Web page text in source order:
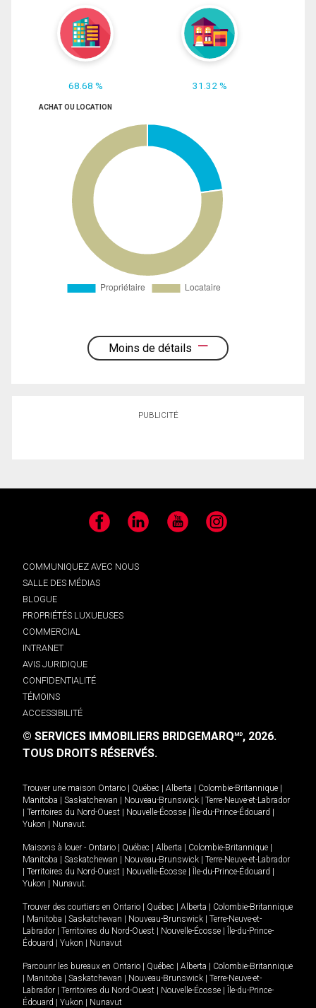
68.68 % 31.32 %
ACHAT OU LOCATION
Moins de détails
PUBLICITÉ
Facebook LinkedIn YouTube Instagram
COMMUNIQUEZ AVEC NOUS
SALLE DES MÉDIAS
BLOGUE
PROPRIÉTÉS LUXUEUSES
COMMERCIAL
INTRANET
AVIS JURIDIQUE
CONFIDENTIALITÉ
TÉMOINS
ACCESSIBILITÉ
© SERVICES IMMOBILIERS BRIDGEMARQMD, 2026.
TOUS DROITS RÉSERVÉS.
Trouver une maison Ontario | Québec | Alberta | Colombie-Britannique |
Manitoba | Saskatchewan | Nouveau-Brunswick | Terre-Neuve-et-Labrador
| Territoires du Nord-Ouest | Nouvelle-Écosse | Île-du-Prince-Édouard |
Yukon | Nunavut
Maisons à louer - Ontario | Québec | Alberta | Colombie-Britannique |
Manitoba | Saskatchewan | Nouveau-Brunswick | Terre-Neuve-et-Labrador
| Territoires du Nord-Ouest | Nouvelle-Écosse | Île-du-Prince-Édouard |
Yukon | Nunavut
Trouver des courtiers en Ontario | Québec | Alberta | Colombie-Britannique
| Manitoba | Saskatchewan | Nouveau-Brunswick | Terre-Neuve-et-
Labrador | Territoires du Nord-Ouest | Nouvelle-Écosse | Île-du-Prince-
Édouard | Yukon | Nunavut
Parcourir les bureaux en Ontario | Québec | Alberta | Colombie-Britannique
| Manitoba | Saskatchewan | Nouveau-Brunswick | Terre-Neuve-et-
Labrador | Territoires du Nord-Ouest | Nouvelle-Écosse | Île-du-Prince-
Édouard | Yukon | Nunavut